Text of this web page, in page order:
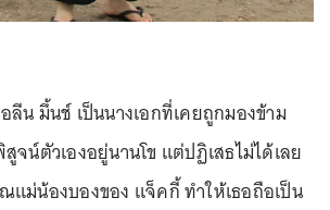
น มึ้นช์ เป็นนางเอกที่เคยถูกมองข้าม
สูจน์ตัวเองอยู่นานโข แต่ปฏิเสธไม่ได้เลย
ม่น้องบองของ แจ็คกี้ ทำให้เธอถือเป็น